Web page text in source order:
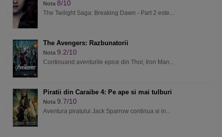
Nota 8/10
The Twilight Saga: Breaking Dawn - Part 2 este...
The Avengers: Razbunatorii
Nota 9.2/10
Continuand aventurile epice din Thor, Iron Man...
Piratii din Caraibe 4: Pe ape si mai tulburi
Nota 9.7/10
Aventura piratului Jack Sparrow continua si in...